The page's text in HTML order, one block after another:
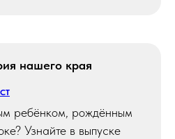
нашего края
ребёнком, рождённым
Узнайте в выпуске